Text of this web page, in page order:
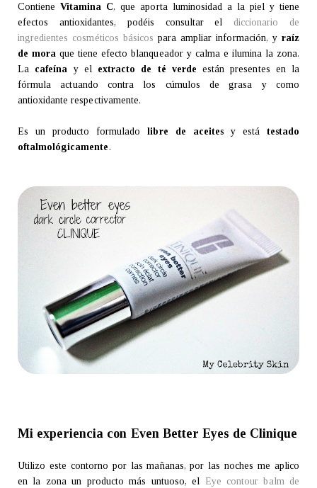
ContieneVitamina C, que aporta luminosidad a la piel y tiene
efectos antioxidantes, podéis consultar el diccionario de
ingredientes cosméticos básicos para ampliar información, y raíz
de mora que tiene efecto blanqueador y calma e ilumina la zona.
La cafeína y el extracto de té verde están presentes en la
fórmula actuando contra los cúmulos de grasa y como
antioxidante respectivamente.
Es un producto formuladolibre de aceites y está testado
oftalmológicamente .
Mi experiencia con Even Better Eyes de Clinique
Utilizo este contorno por las mañanas, por las noches me aplico
en la zona un producto más untuoso, el Eye contour balm de